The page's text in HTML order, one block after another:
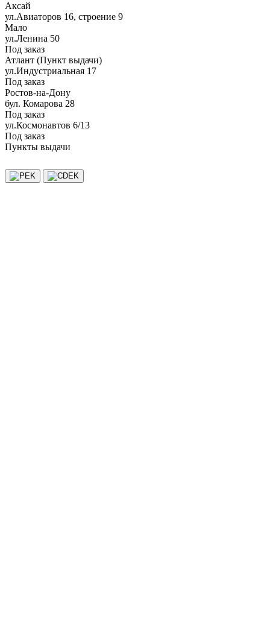
Аксай
ул.Авиаторов 16, строение 9
Мало
ул.Ленина 50
Под заказ
Атлант (Пункт выдачи)
ул.Индустриальная 17
Под заказ
Ростов-на-Дону
бул. Комарова 28
Под заказ
ул.Космонавтов 6/13
Под заказ
Пункты выдачи